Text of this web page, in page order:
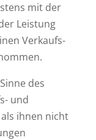
mit der
Leistung
Verkaufs-
des
und
ihnen nicht